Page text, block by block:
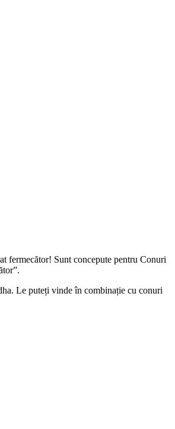
fermecător! Sunt concepute pentru Conuri
Le puteți vinde în combinație cu conuri